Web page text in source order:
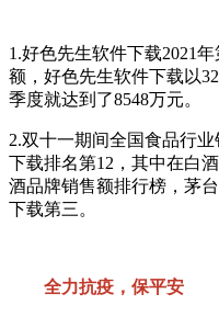
1.好色先生软件下载2021年
额，好色先生软件下载
季度就达到了8548万元。
2.双十一期间全国食品行业
下载排名第12，其中在白
酒品牌销售额排行榜，茅
下载第三。
全力抗疫，保平安